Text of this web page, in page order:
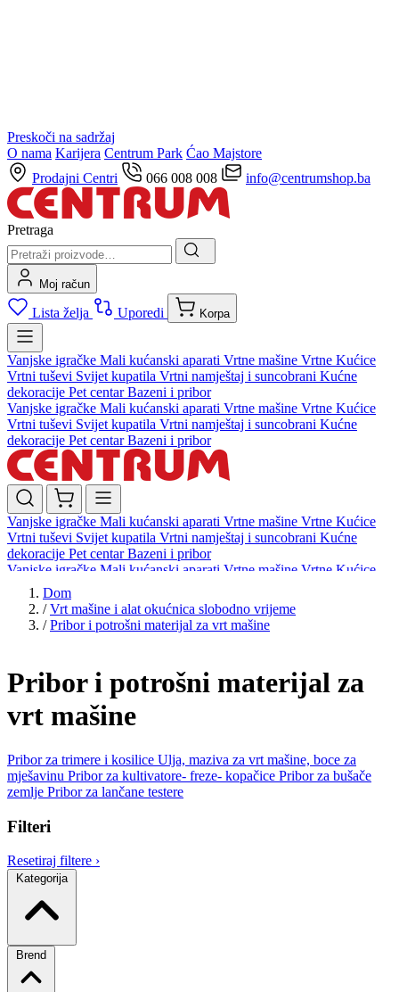
Preskoči na sadržaj
O nama Karijera Centrum Park Ćao Majstore
Prodajni Centri
066 008 008 info@centrumshop.ba
Pretraga
Moj račun
Lista želja Uporedi Korpa
Vanjske igračke Mali kućanski aparati Vrtne mašine Vrtne Kućice
Vrtni tuševi Svijet kupatila Vrtni namještaj i suncobrani Kućne
dekoracije Pet centarBazeni i pribor
Vanjske igračke Mali kućanski aparati Vrtne mašine Vrtne Kućice
Vrtni tuševi Svijet kupatila Vrtni namještaj i suncobrani Kućne
dekoracije Pet centarBazeni i pribor
Vanjske igračke Mali kućanski aparati Vrtne mašine Vrtne Kućice
Vrtni tuševi Svijet kupatila Vrtni namještaj i suncobrani Kućne
dekoracije Pet centarBazeni i pribor
Vanjske igračke Mali kućanski aparati Vrtne mašine Vrtne Kućice
Vrtni tuševi
dekoracijePet centar Bazeni i pribor
Dom
/ Vrt mašine i alat okućnica slobodno vrijeme
/ Pribor i potrošni materijal za vrt mašine
Pribor i potrošni materijal za
vrt mašine
Pribor za trimere i kosilice Ulja, maziva za vrt mašine, boce za
mješavinu Pribor za kultivatore- freze- kopačice Pribor za bušače
zemlje Pribor za lančane testere
Filteri
Resetiraj filtere ›
Kategorija
Brend